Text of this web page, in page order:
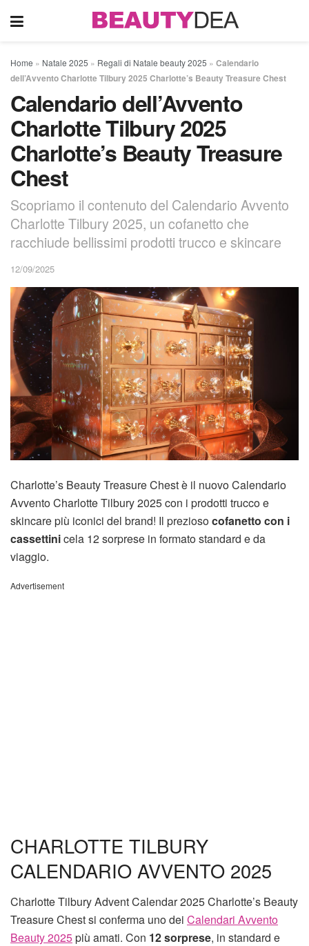
Home » Natale 2025 » Regali di Natale beauty 2025 » Calendario
dell’Avvento Charlotte Tilbury 2025 Charlotte’s Beauty Treasure Chest
Calendario dell’Avvento
Charlotte Tilbury 2025
Charlotte’s Beauty Treasure
Chest
Scopriamo il contenuto del Calendario Avvento
Charlotte Tilbury 2025, un cofanetto che
racchiude bellissimi prodotti trucco e skincare
12/09/2025
Charlotte’s Beauty Treasure Chest è il nuovo Calendario
Avvento Charlotte Tilbury 2025 con i prodotti trucco e
skincare più iconici del brand! Il preziosocofanetto con i
cassettinicela 12 sorprese in formato standard e da
viaggio.
Advertisement
CHARLOTTE TILBURY
CALENDARIO AVVENTO 2025
Charlotte Tilbury Advent Calendar 2025 Charlotte’s Beauty
Treasure Chest si conferma uno dei Calendari Avvento
Beauty 2025più amati. Con 12 sorprese, in standard e